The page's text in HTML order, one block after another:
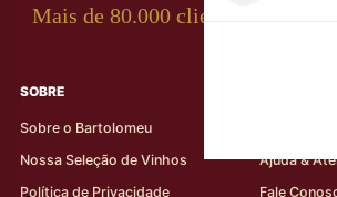
Mais de 80.000 clientes
SOBRE
Sobre o Bartolomeu
Nossa Seleção de Vinhos
Política de Privacidade
Ajuda &
Fale